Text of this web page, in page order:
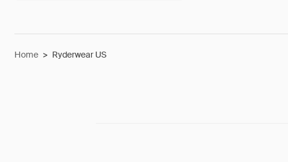
Home > Ryderwear US